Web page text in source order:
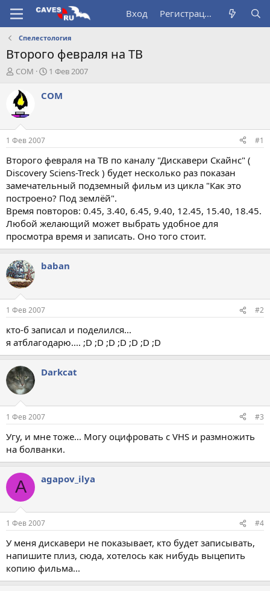
Вход Регистрация
Спелестология
Второго февраля на ТВ
А
т
о
р
т
е
м
ы
COM
Д
т
а
л
а
1 Фев 2007
COM
1 Фев 2007 #1
Второго февраля на ТВ по каналу "Дискавери Скайнс" (
Discovery Sciens-Treck ) будет несколько раз показан
замечательный подземный фильм из цикла "Как это
построено? Под землёй".
Время повторов: 0.45, 3.40, 6.45, 9.40, 12.45, 15.40, 18.45.
Любой желающий может выбрать удобное для
просмотра время и записать. Оно того стоит.
baban
1 Фев 2007 #2
кто-б записал и поделился...
я атблагодарю.... ;D ;D ;D ;D ;D ;D ;D
Darkcat
1 Фев 2007 #3
Угу, и мне тоже... Могу оцифровать с VHS и размножить
на болванки.
A agapov_ilya
1 Фев 2007 #4
У меня дискавери не показывает, кто будет записывать,
напишите плиз, сюда, хотелось как нибудь выцепить
копию фильма...